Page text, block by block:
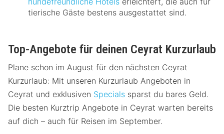
tierische Gäste bestens ausgestattet sind.
Top-Angebote für deinen Ceyrat Kurzurlaub
Plane schon im August für den nächsten Ceyrat
Kurzurlaub: Mit unseren Kurzurlaub Angeboten in
Ceyrat und exklusiven Specials sparst du bares Geld.
Die besten Kurztrip Angebote in Ceyrat warten bereits
auf dich – auch für Reisen im September.